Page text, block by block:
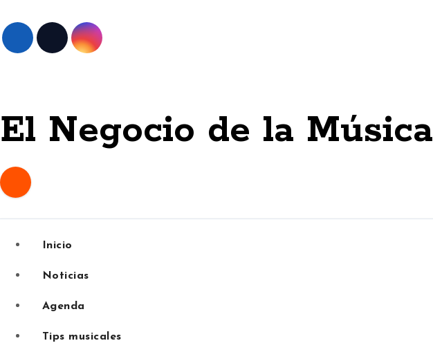
to
content
El Negocio de la Música
Inicio
Noticias
Agenda
Tips musicales